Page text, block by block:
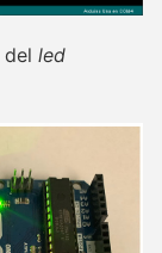
del led